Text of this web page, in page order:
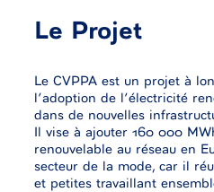
Le Projet
Le CVPPA est un projet à
l’adoption de l’électricité
dans de nouvelles
Il vise à ajouter 160 000
renouvelable au réseau en
secteur de la mode, car il
et petites travaillant